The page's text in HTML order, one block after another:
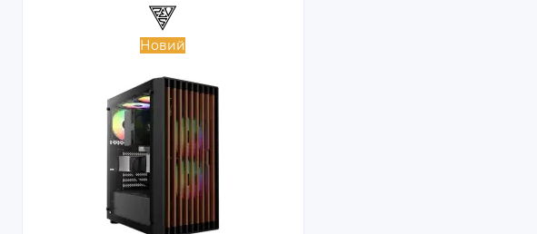
Новий